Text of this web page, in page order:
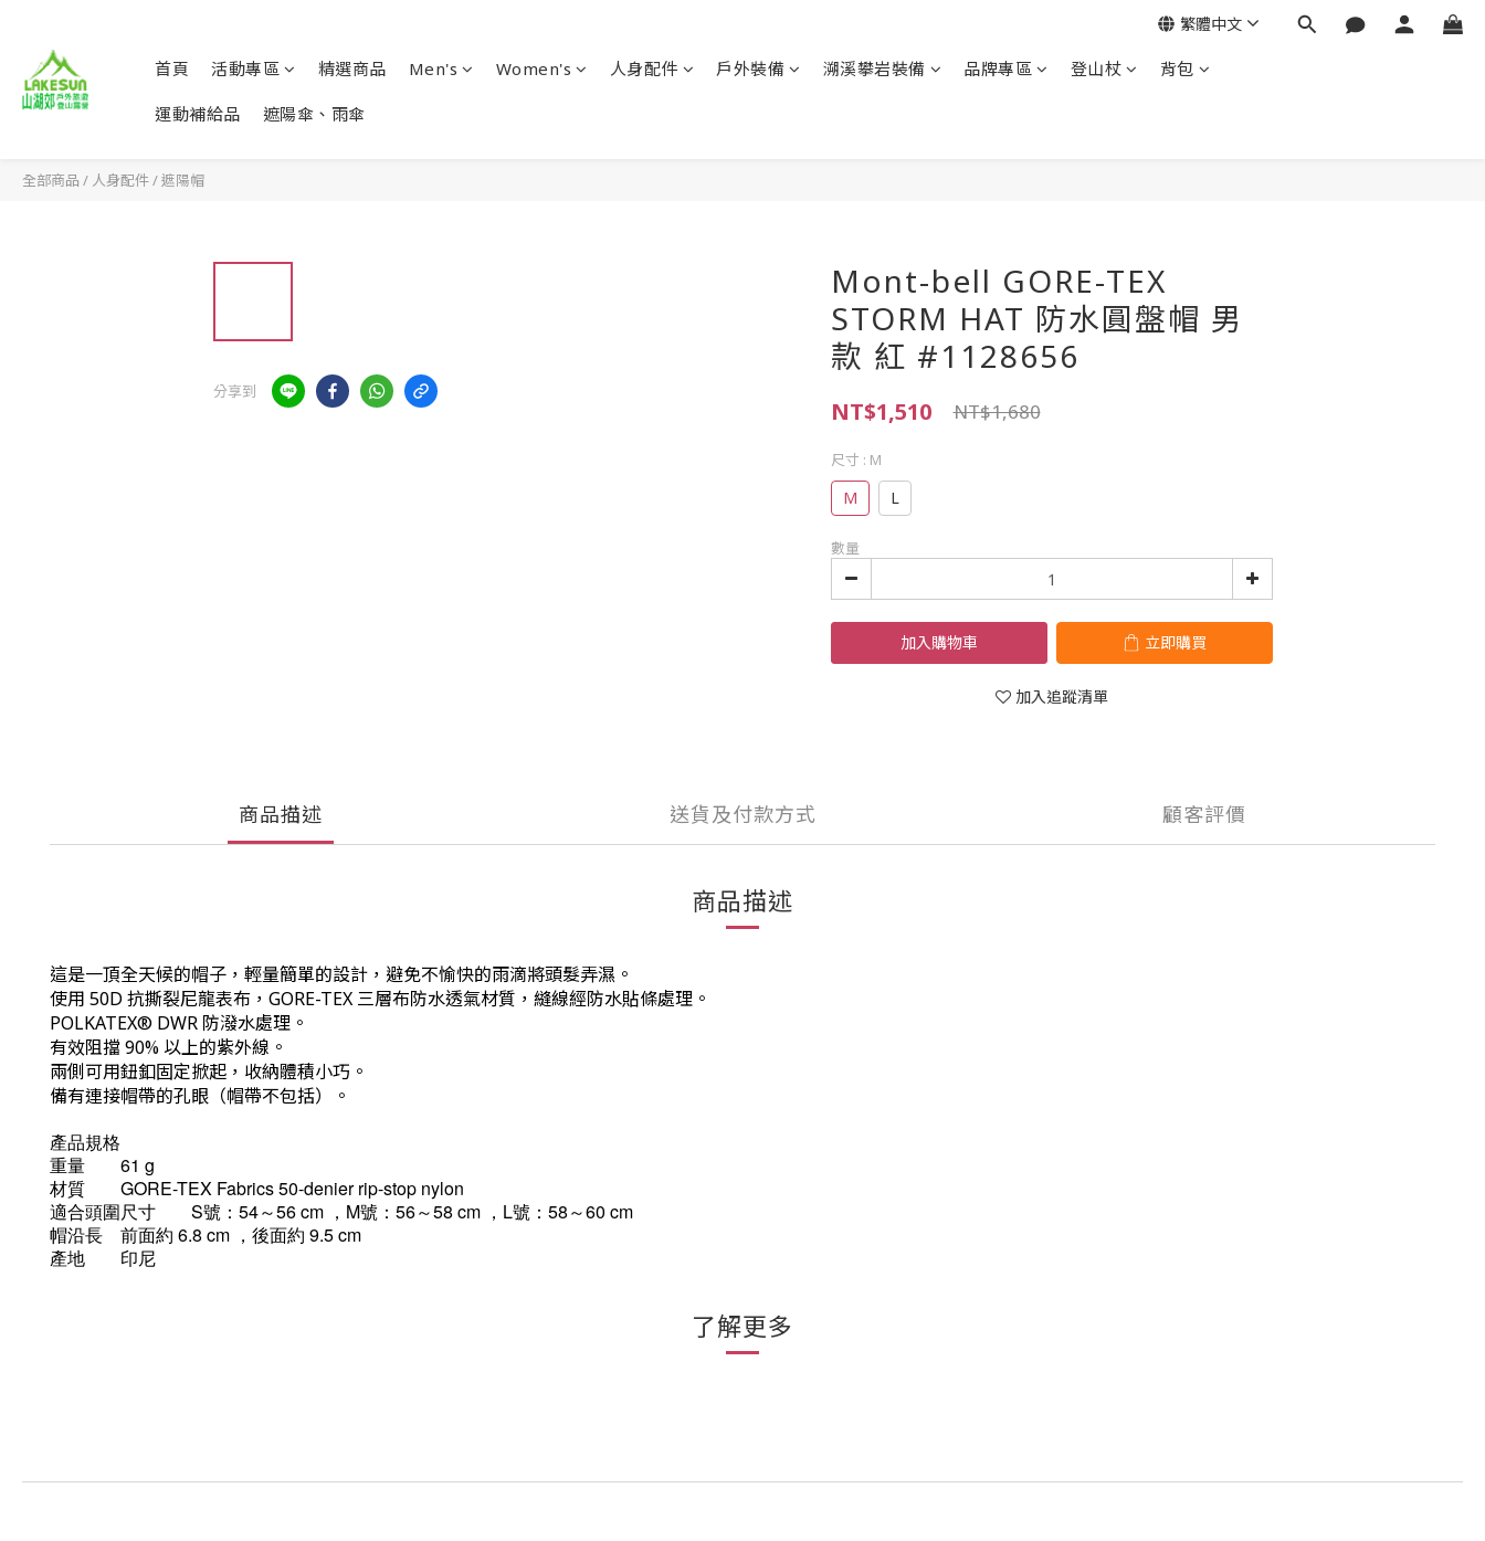
首頁 活動專區 精選商品 Men's Women's 人身配件 戶外裝備 溯溪攀岩裝備 品牌專區 登山杖 背包
運動補給品 遮陽傘、雨傘
繁體中文
全部商品 / 人身配件/遮陽帽
分享到
Mont-bell GORE-TEX
STORM HAT 防水圓盤帽 男
款 紅 #1128656
NT$1,510 NT$1,680
尺寸 : M
M L
數量
加入購物車 立即購買
加入追蹤清單
商品描述 送貨及付款方式 顧客評價
商品描述
這是一頂全天候的帽子，輕量簡單的設計，避免不愉快的雨滴將頭髮弄濕。
使用 50D 抗撕裂尼龍表布，GORE-TEX 三層布防水透氣材質，縫線經防水貼條處理。
POLKATEX® DWR 防潑水處理。
有效阻擋 90% 以上的紫外線。
兩側可用鈕釦固定掀起，收納體積小巧。
備有連接帽帶的孔眼（帽帶不包括）。
產品規格
重量
61 g
材質
GORE-TEX Fabrics 50-denier rip-stop nylon
適合頭圍尺寸
S號：54～56 cm ，M號：56～58 cm ，L號：58～60 cm
帽沿長
前面約 6.8 cm ，後面約 9.5 cm
產地
印尼
了解更多